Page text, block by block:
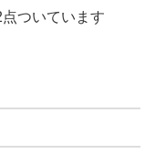
ついています